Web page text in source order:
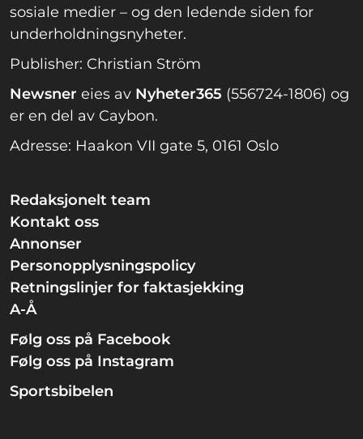
sosiale medier – og den ledende siden for
underholdningsnyheter.
Publisher: Christian Ström
Newsner eies av Nyheter365 (556724-1806) og
er en del av Caybon.
Adresse: Haakon VII gate 5, 0161 Oslo
Redaksjonelt team
Kontakt oss
Annonser
Personopplysningspolicy
Retningslinjer for faktasjekking
A-Å
Følg oss på Facebook
Følg oss på Instagram
Sportsbibelen